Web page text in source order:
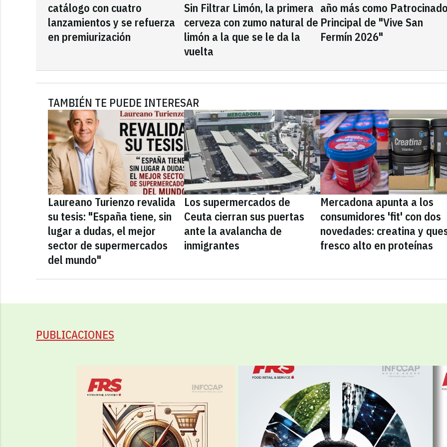
catálogo con cuatro
lanzamientos y se refuerza
en premiurización
Sin Filtrar Limón, la primera
cerveza con zumo natural de
limón a la que se le da la
vuelta
año más como
Principal de "Vive San
Fermín 2026"
TAMBIÉN TE PUEDE INTERESAR
Laureano Turienzo revalida
su tesis: "España tiene, sin
lugar a dudas, el mejor
sector de supermercados
del mundo"
Los supermercados de
Ceuta cierran sus puertas
ante la avalancha de
inmigrantes
Mercadona apunta a los
consumidores 'fit' con dos
novedades: creatina y
fresco alto en proteínas
PUBLICACIONES